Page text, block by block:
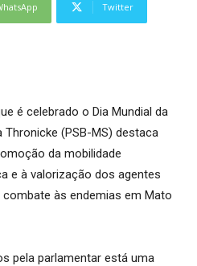
Twitter
é celebrado o Dia Mundial da
Thronicke (PSB-MS) destaca
da mobilidade
e à valorização dos agentes
às endemias em Mato
pela parlamentar está uma